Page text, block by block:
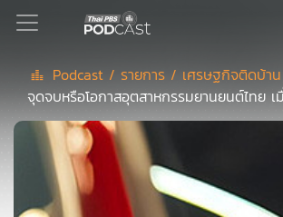
Podcast
Podcast / รายการ / เศรษฐกิจติดบ้า
จุดจบหรือโอกาสอุตสาหกรรมยานยนต์ไทย